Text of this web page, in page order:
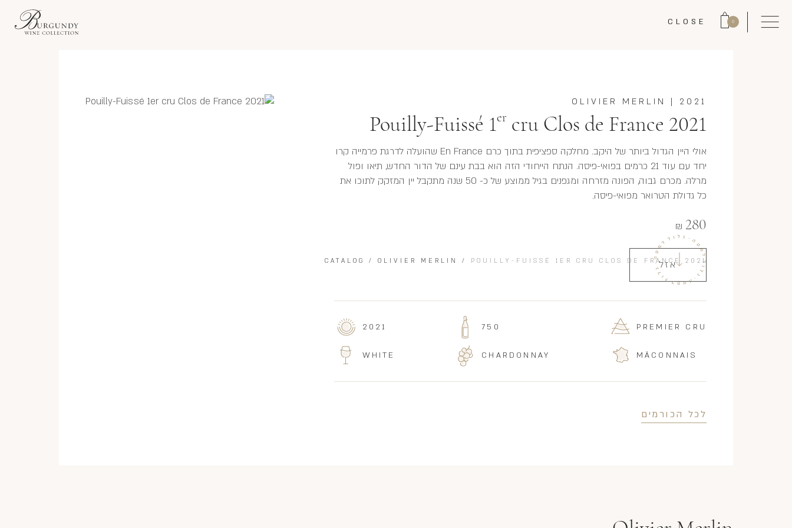
0
CLOSE
CATALOG / OLIVIER MERLIN / POUILLY-FUISSÉ 1ER CRU CLOS DE FRANCE 2021
2021
|
OLIVIER MERLIN
Pouilly-Fuissé 1er cru Clos de France 2021
אולי היין הגדול ביותר של היקב. מחלקה ספציפית בתוך כרם En France שהועלה לדרגת פרמייה קרו
יחד עם עוד 21 כרמים בפואי-פיסה. הנתח הייחודי הזה הוא בבת עינם של הדור החדש, תיאו ופול
מרלה. מכרם גבוה, הפונה מזרחה ומגפנים בגיל ממוצע של כ- 50 שנה מתקבל יין המזקק לתוכו את
כל גדולת הטרואר מפואי-פיסה.
280
₪
אזל
2021
WHITE
750
CHARDONNAY
PREMIER CRU
MÂCONNAIS
לכל הכורמים